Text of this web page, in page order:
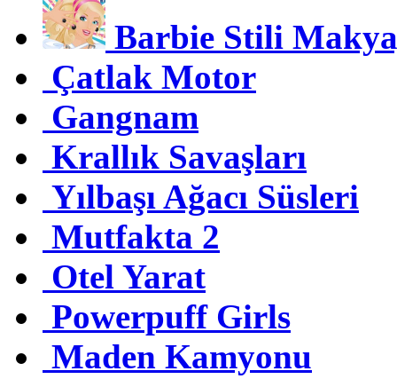
Barbie Stili
Çatlak Motor
Gangnam
Krallık Savaşları
Yılbaşı Ağacı Süsleri
Mutfakta 2
Otel Yarat
Powerpuff Girls
Maden Kamyonu